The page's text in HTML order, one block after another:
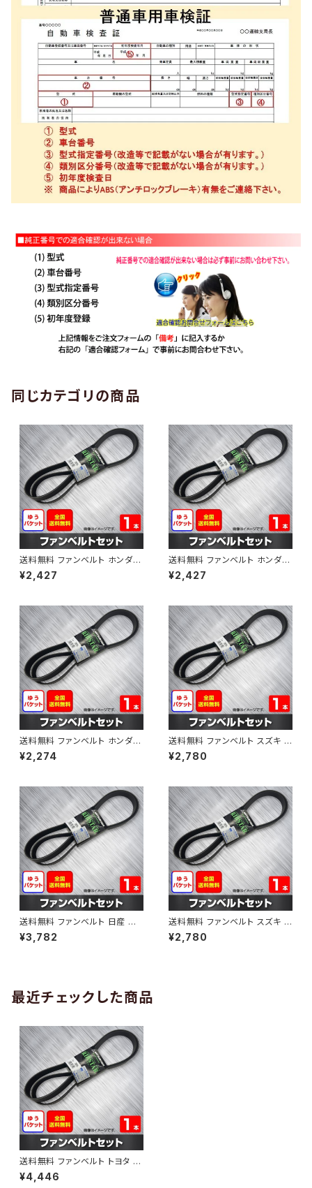
同じカテゴリの商品
送料無料 ファンベルト ホンダ
ゼスト 型式JE1 H18.03～H24.
11 （国内トップメーカー） 1本 H
¥2,427
送料無料 ファンベルト ホンダ ラ
イフ 型式JB6 H15.09～H20.1
1 （国内トップメーカー） 1本 HA
¥2,427
送料無料 ファンベルト ホンダ フ
ィット 型式GE6 H19.10～H25.
09 （国内トップメーカー） 1本 H
¥2,274
送料無料 ファンベルト スズキ ス
ペーシア 型式MK32S H25.03
～H30.02 （国内トップメーカ
¥2,780
送料無料 ファンベルト 日産 キ
ューブ 型式Z12 H20.11～H24.
10 （国内トップメーカー） 1本 H
¥3,782
送料無料 ファンベルト スズキ ワ
ゴンR 型式MH34S H24.09～
H29.02 （国内トップメーカー）
¥2,780
最近チェックした商品
送料無料 ファンベルト トヨタ マ
ークXジオ 型式GGA10 H19.0
9～H25.10 （国内トップメーカ
¥4,446